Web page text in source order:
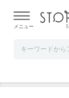
よる配送遅延が発
メニュー
ブルーシュ